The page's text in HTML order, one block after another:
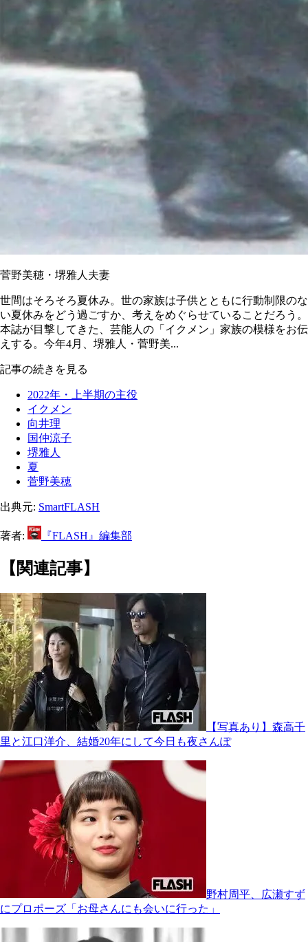
菅野美穂・堺雅人夫妻
世間はそろそろ夏休み。世の家族は子供とともに行動制限のな
い夏休みをどう過ごすか、考えをめぐらせていることだろう。
本誌が目撃してきた、芸能人の「イクメン」家族の模様をお伝
えする。今年4月、堺雅人・菅野美...
記事の続きを見る
2022年・上半期の主役
イクメン
向井理
国仲涼子
堺雅人
夏
菅野美穂
出典元: SmartFLASH
著者: 『FLASH』編集部
【関連記事】
【写真あり】森高千
里と江口洋介、結婚20年にして今日も夜さんぽ
野村周平、広瀬すず
にプロポーズ「お母さんにも会いに行った」